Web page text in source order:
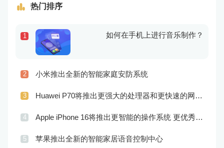
热门排序
1 如何在手机上进行音乐制作？
2 小米推出全新的智能家庭安防系统
3 Huawei P70将推出更强大的处理器和更快速的网络连接
4 Apple iPhone 16将推出更智能的操作系统 更优秀的音频效果
5 苹果推出全新的智能家居语音控制中心